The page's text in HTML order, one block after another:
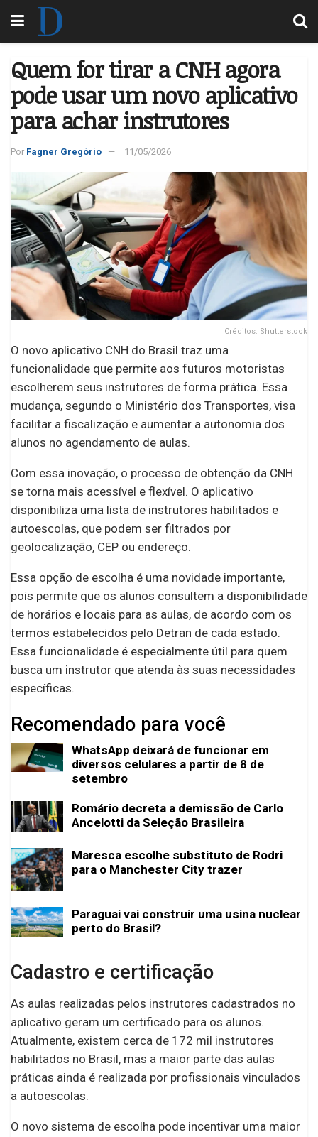
Quem for tirar a CNH agora
pode usar um novo aplicativo
para achar instrutores
Por Fagner Gregório 11/05/2026
Créditos: Shutterstock
O novo aplicativo CNH do Brasil traz uma
funcionalidade que permite aos futuros motoristas
escolherem seus instrutores de forma prática. Essa
mudança, segundo o Ministério dos Transportes, visa
facilitar a fiscalização e aumentar a autonomia dos
alunos no agendamento de aulas.
Com essa inovação, o processo de obtenção da CNH
se torna mais acessível e flexível. O aplicativo
disponibiliza uma lista de instrutores habilitados e
autoescolas, que podem ser filtrados por
geolocalização, CEP ou endereço.
Essa opção de escolha é uma novidade importante,
pois permite que os alunos consultem a disponibilidade
de horários e locais para as aulas, de acordo com os
termos estabelecidos pelo Detran de cada estado.
Essa funcionalidade é especialmente útil para quem
busca um instrutor que atenda às suas necessidades
específicas.
Recomendado para você
WhatsApp deixará de funcionar em
diversos celulares a partir de 8 de
setembro
Romário decreta a demissão de Carlo
Ancelotti da Seleção Brasileira
Maresca escolhe substituto de Rodri
para o Manchester City trazer
Paraguai vai construir uma usina nuclear
perto do Brasil?
Cadastro e certificação
As aulas realizadas pelos instrutores cadastrados no
aplicativo geram um certificado para os alunos.
Atualmente, existem cerca de 172 mil instrutores
habilitados no Brasil, mas a maior parte das aulas
práticas ainda é realizada por profissionais vinculados
a autoescolas.
O novo sistema de escolha pode incentivar uma maior